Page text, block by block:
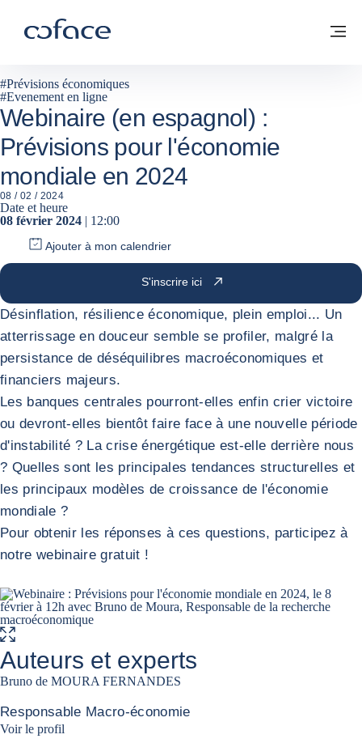
Coface, for Trade - Page d'accueil Groupe Coface
Retour à la page d'accueil
#Prévisions économiques
#Evenement en ligne
Webinaire (en espagnol) :
Prévisions pour l'économie
mondiale en 2024
08 / 02 / 2024
Date et heure
08 février 2024 | 12:00
Ajouter à mon calendrier
S'inscrire ici
Désinflation, résilience économique, plein emploi... Un
atterrissage en douceur semble se profiler, malgré la
persistance de déséquilibres macroéconomiques et
financiers majeurs.
Les banques centrales pourront-elles enfin crier victoire
ou devront-elles bientôt faire face à une nouvelle période
d'instabilité ? La crise énergétique est-elle derrière nous
? Quelles sont les principales tendances structurelles et
les principaux modèles de croissance de l'économie
mondiale ?
Pour obtenir les réponses à ces questions, participez à
notre webinaire gratuit !
AGRANDIR L'IMAGE
Auteurs et experts
Bruno de MOURA FERNANDES
Responsable Macro-économie
Voir le profil